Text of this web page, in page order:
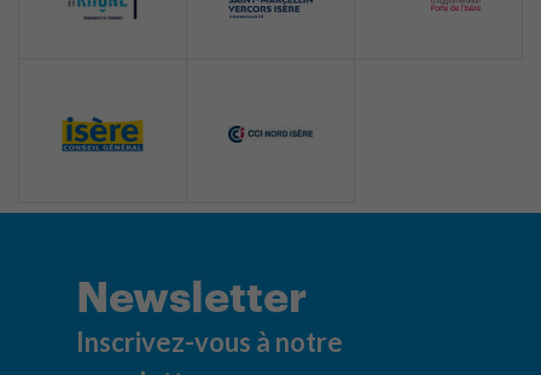
Newsletter
Inscrivez-vous à notre